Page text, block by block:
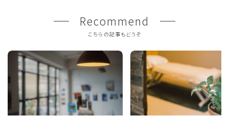
Recommend
こちらの記事もどうぞ